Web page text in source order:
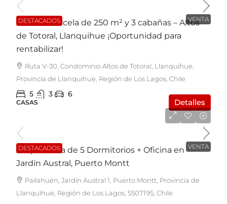
DESTACADOS VENTA
Casa en Parcela de 250 m² y 3 cabañas – Altos
de Totoral, Llanquihue ¡Oportunidad para
rentabilizar!
Ruta V-30, Condominio Altos de Totoral, Llanquihue,
Provincia de Llanquihue, Región de Los Lagos, Chile
5 3 6
CASAS Detalles
DESTACADOS VENTA
Amplia Casa de 5 Dormitorios + Oficina en
Jardín Austral, Puerto Montt
Pailahuén, Jardín Austral 1, Puerto Montt, Provincia de
Llanquihue, Región de Los Lagos, 5507195, Chile